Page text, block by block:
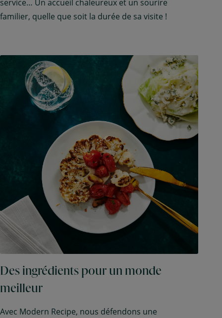
service… Un accueil chaleureux et un sourire
familier, quelle que soit la durée de sa visite !
Des ingrédients pour un monde
meilleur
Avec Modern Recipe, nous défendons une